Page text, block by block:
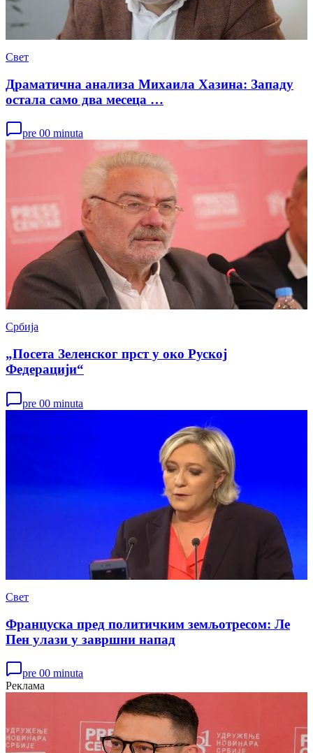
Свет
Драматична анализа Михаила Хазина: Западу
остала само два месеца …
pre 00 minuta
Србија
„Посета Зеленског прст у око Руској
Федерацији“
pre 00 minuta
Свет
Француска пред политичким земљотресом: Ле
Пен улази у завршни напад
pre 00 minuta
Реклама